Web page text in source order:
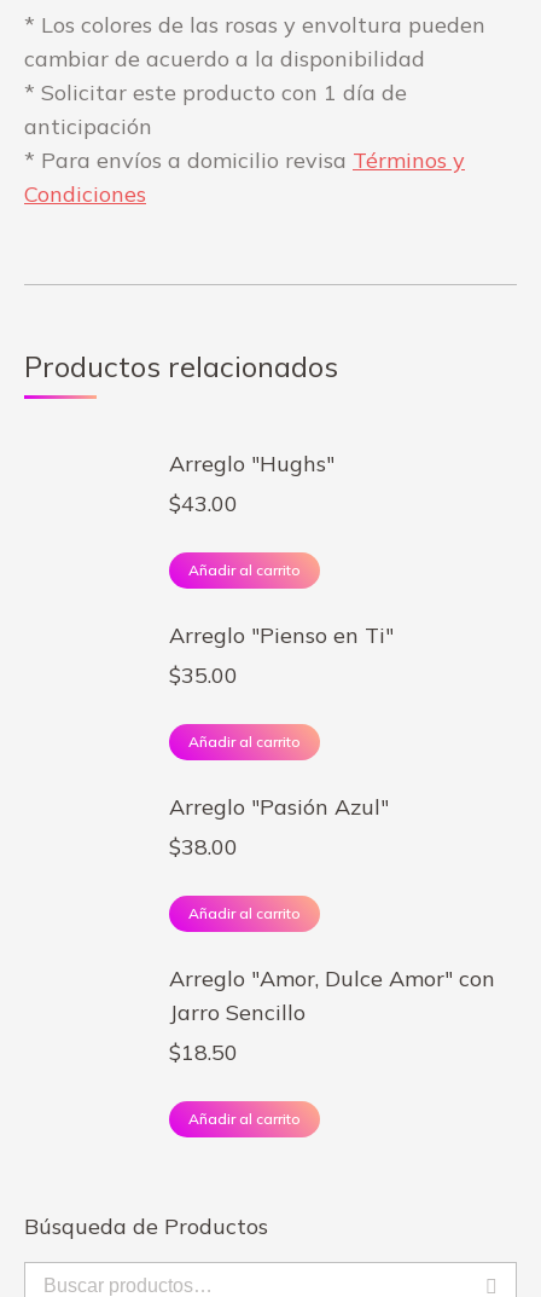
* Los colores de las rosas y envoltura pueden
cambiar de acuerdo a la disponibilidad
* Solicitar este producto con 1 día de
anticipación
* Para envíos a domicilio revisa Términos y
Condiciones
Productos relacionados
Arreglo "Hughs"
$43.00
Añadir al carrito
Arreglo "Pienso en Ti"
$35.00
Añadir al carrito
Arreglo "Pasión Azul"
$38.00
Añadir al carrito
Arreglo "Amor, Dulce Amor" con
Jarro Sencillo
$18.50
Añadir al carrito
Búsqueda de Productos